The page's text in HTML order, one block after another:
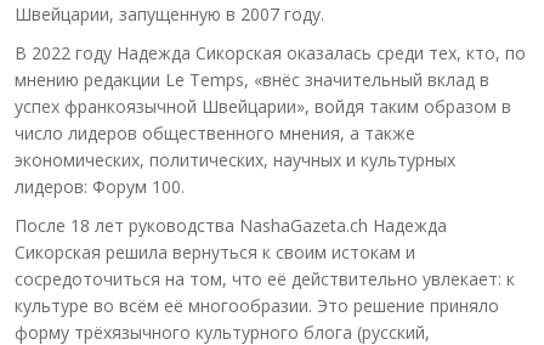
Швейцарии, запущенную в 2007 году.
В 2022 году Надежда Сикорская оказалась среди тех, кто, по
мнению редакции Le Temps, «внёс значительный вклад в
успех франкоязычной Швейцарии», войдя таким образом в
число лидеров общественного мнения, а также
экономических, политических, научных и культурных
лидеров: Форум 100.
После 18 лет руководства NashaGazeta.ch Надежда
Сикорская решила вернуться к своим истокам и
сосредоточиться на том, что её действительно увлекает: к
культуре во всём её многообразии. Это решение приняло
форму трёхязычного культурного блога (русский,